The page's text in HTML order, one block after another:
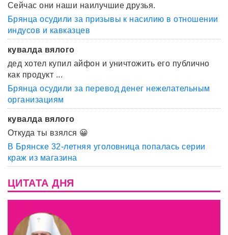
Сейчас они наши наилучшие друзья.
Брянца осудили за призывы к насилию в отношении
индусов и кавказцев
кувалда вялого
дед хотел купил айфон и уничтожить его публично
как продукт ...
Брянца осудили за перевод денег нежелательным
организациям
кувалда вялого
Откуда ты взялся 😀
В Брянске 32-летняя уголовница попалась серии
краж из магазина
ЦИТАТА ДНЯ